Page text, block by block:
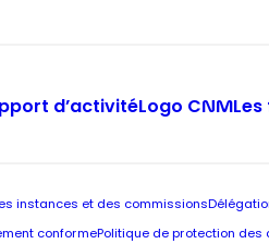
d’activitéLogo CNM
instances et des commissions
conformePolitique de protection des